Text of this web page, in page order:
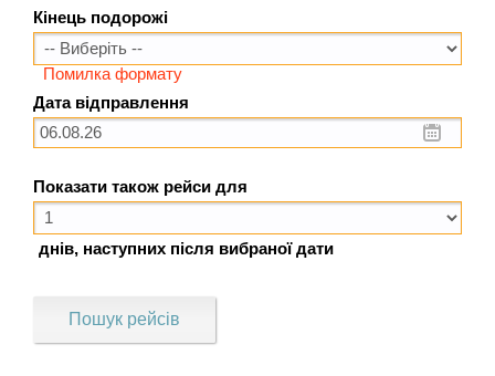
Кінець подорожі
Помилка формату
Дата відправлення
Показати також рейси для
днів, наступних після вибраної дати
Пошук рейсів